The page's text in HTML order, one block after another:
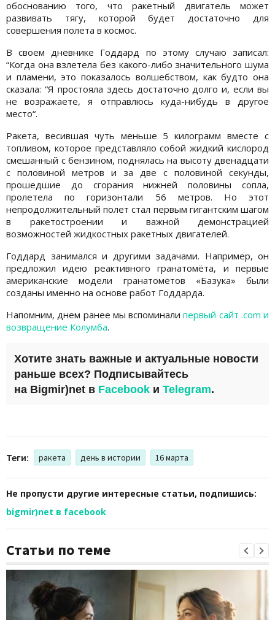
обоснованию того, что ракетный двигатель может
развивать тягу, которой будет достаточно для
совершения полета в космос.
В своем дневнике Годдард по этому случаю записал:
“Когда она взлетела без какого-либо значительного шума
и пламени, это показалось волшебством, как будто она
сказала: “Я простояла здесь достаточно долго и, если вы
не возражаете, я отправлюсь куда-нибудь в другое
место“.
Ракета, весившая чуть меньше 5 килограмм вместе с
топливом, которое представляло собой жидкий кислород
смешанный с бензином, поднялась на высоту двенадцати
с половиной метров и за две с половиной секунды,
прошедшие до сгорания нижней половины сопла,
пролетела по горизонтали 56 метров. Но этот
непродолжительный полет стал первым гигантским шагом
в ракетостроении и важной демонстрацией
возможностей жидкостных ракетных двигателей.
Годдард занимался и другими задачами. Например, он
предложил идею реактивного гранатомёта, и первые
американские модели гранатомётов «Базука» были
созданы именно на основе работ Годдарда.
Напомним, днем ранее мы вспоминалипервый сайт .com и
возвращение Колумба.
Хотите знать важные и актуальные новости
раньше всех? Подписывайтесь
на Bigmir)net в Facebook и Telegram.
Теги: ракета день в истории 16 марта
Не пропусти другие интересные статьи, подпишись:
bigmir)net в facebook
Статьи по теме